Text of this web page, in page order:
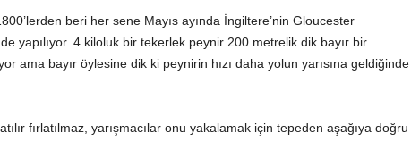
beri her sene Mayıs ayında İngiltere’nin Gloucester
yapılıyor. 4 kiloluk bir tekerlek peynir 200 metrelik dik bayır bir
ama bayır öylesine dik ki peynirin hızı daha yolun yarısına geldiğinde
fırlatılmaz, yarışmacılar onu yakalamak için tepeden aşağıya doğru